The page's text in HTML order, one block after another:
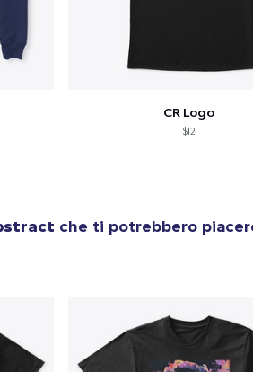
CR Logo
$12
che ti potrebbero